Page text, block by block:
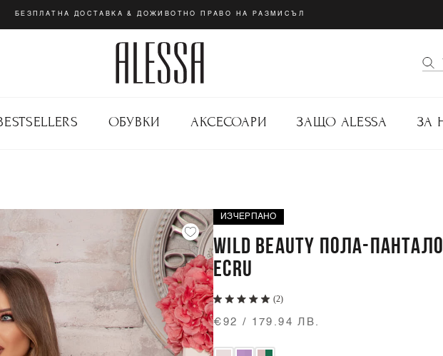
БЕЗПЛАТНА ДОСТАВКА & ДОЖИВОТНО ПРАВО НА РАЗМИСЪЛ
ОБУВКИ АКСЕСОАРИ ЗАЩО ALESSA ЗА
ИЗЧЕРПАНО
WILD BEAUTY ПОЛА-
ECRU
(2)
€92 / 179.94 ЛВ.